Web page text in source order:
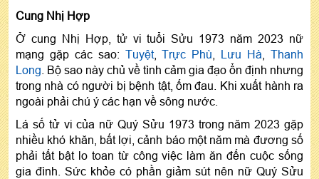
Cung Nhị Hợp
Ở cung Nhị Hợp, tử vi tuổi Sửu 1973 năm 2023 nữ
mạng gặp các sao: Tuyệt,Trực Phù Lưu Hà ,Thanh
Long . Bộ sao này chủ về tình cảm gia đạo ổn định nhưng
trong nhà có người bị bệnh tật, ốm đau. Khi xuất hành ra
ngoài phải chú ý các hạn về sông nước.
Lá số tử vi của nữ Quý Sửu 1973 trong năm 2023 gặp
nhiều khó khăn, bất lợi, cảnh báo một năm mà đương số
phải tất bật lo toan từ công việc làm ăn đến cuộc sống
gia đình. Sức khỏe có phần giảm sút nên nữ Quý Sửu